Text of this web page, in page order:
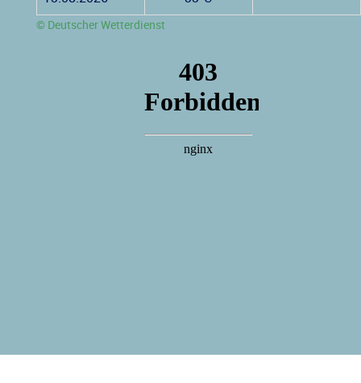
© Deutscher Wetterdienst